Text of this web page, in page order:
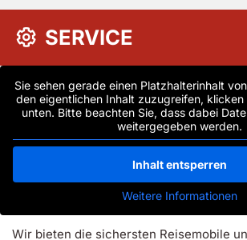
SERVICE
Sie sehen gerade einen Platzhalterinhalt von
den eigentlichen Inhalt zuzugreifen,
unten. Bitte beachten Sie, dass dabei
weitergegeben werden.
Inhalt entsperren
Weitere Informationen
Wir bieten die sichersten Reisemobile